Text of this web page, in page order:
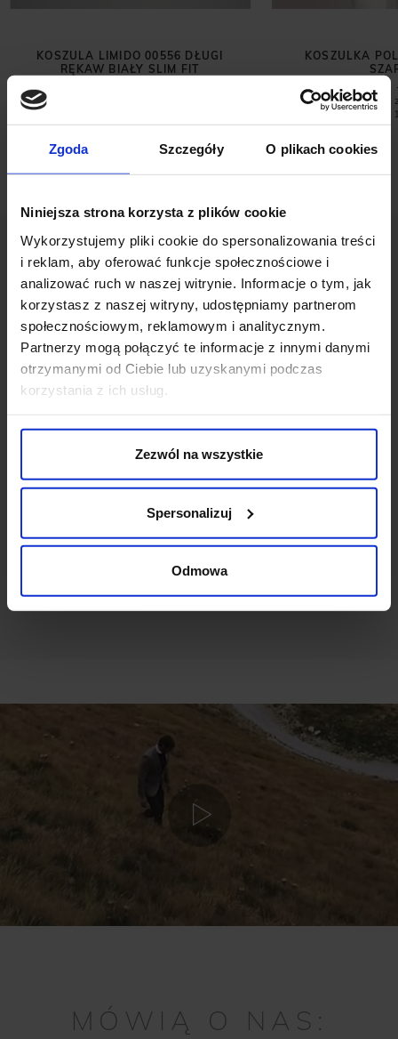
Zgoda Szczegóły O plikach cookies
Niniejsza strona korzysta z plików cookie
Wykorzystujemy pliki cookie do spersonalizowania treści
i reklam, aby oferować funkcje społecznościowe i
analizować ruch w naszej witrynie. Informacje o tym, jak
korzystasz z naszej witryny, udostępniamy partnerom
społecznościowym, reklamowym i analitycznym.
Partnerzy mogą połączyć te informacje z innymi danymi
otrzymanymi od Ciebie lub uzyskanymi podczas
korzystania z ich usług.
Zezwól na wszystkie
Spersonalizuj
Odmowa
KOSZULA LIMIDO 00556 DŁUGI
RĘKAW BIAŁY SLIM FIT
Najniższa cena z 30 dni przed
KOSZULKA
129,00 ZŁ
Najniższa cena
promocją:
OPINIE O PRODUKCIE: SPODNIE
MĘSKIE CASUAL ALTISSIMO
BRĄZOWE SLIM FIT
Weryfikacja pochodzenia opinii nie jest dokonywana.
Ten produkt nie ma jeszcze opinii, dodaj opinię, bądź
pierwszy!
MÓWIĄ O NAS: